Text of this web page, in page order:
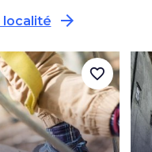
localité arrow_forward
favorite_border